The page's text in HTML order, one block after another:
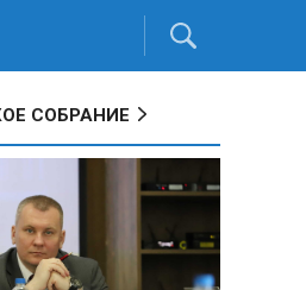
СОБРАНИЕ